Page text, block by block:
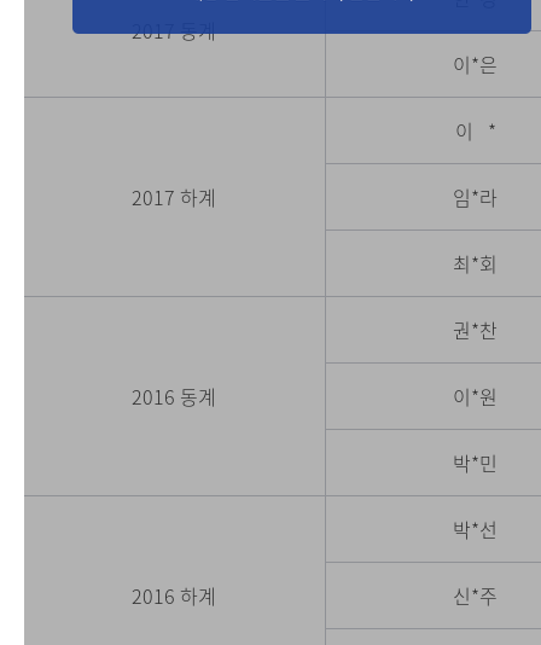
2017 동계
이*은
2017 하계
이 *
임*라
최*회
2016 동계
권*찬
이*원
박*민
2016 하계
박*선
신*주